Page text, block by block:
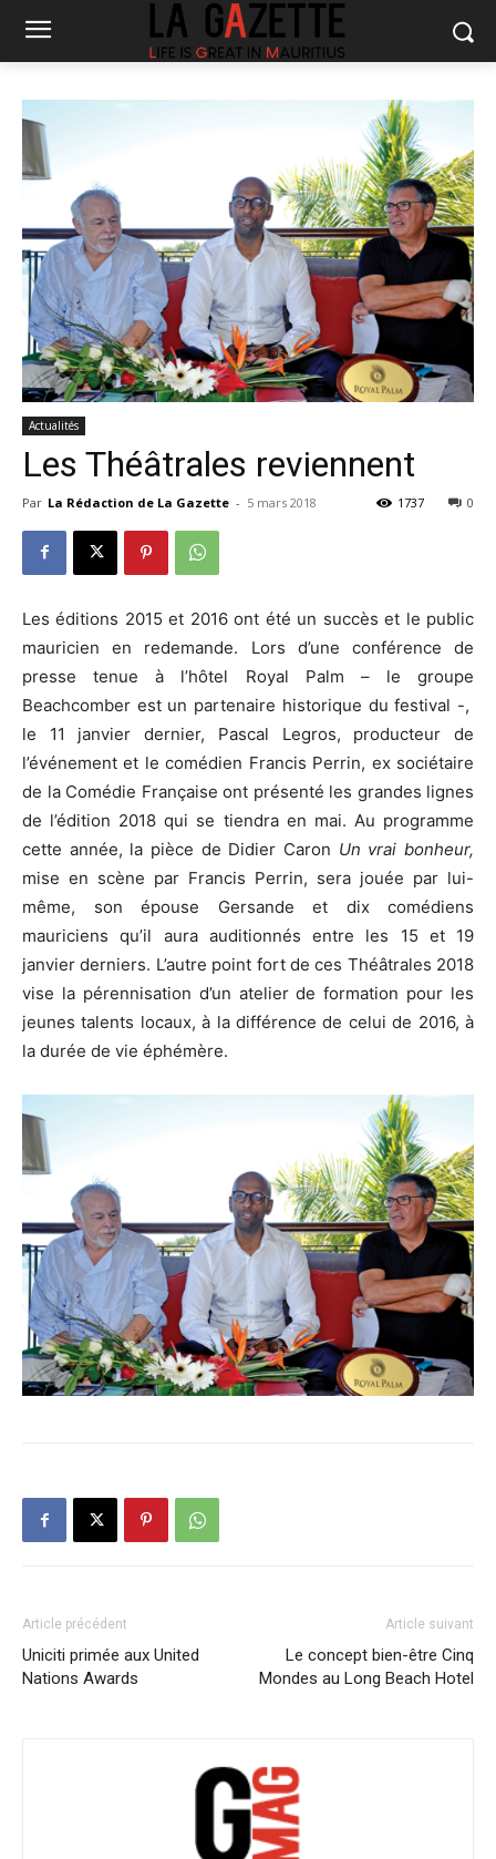
Actualités
Les Théâtrales reviennent
Par La Rédaction de La Gazette - 5 mars 2018 0
1737
Les éditions 2015 et 2016 ont été un succès et le public
mauricien en redemande. Lors d’une conférence de
presse tenue à l’hôtel Royal Palm – le groupe
Beachcomber est un partenaire historique du festival -,
le 11 janvier dernier, Pascal Legros, producteur de
l’événement et le comédien Francis Perrin, ex sociétaire
de la Comédie Française ont présenté les grandes lignes
de l’édition 2018 qui se tiendra en mai. Au programme
cette année, la pièce de Didier Caron Un vrai bonheur,
mise en scène par Francis Perrin, sera jouée par lui-
même, son épouse Gersande et dix comédiens
mauriciens qu’il aura auditionnés entre les 15 et 19
janvier derniers. L’autre point fort de ces Théâtrales 2018
vise la pérennisation d’un atelier de formation pour les
jeunes talents locaux, à la différence de celui de 2016, à
la durée de vie éphémère.
Article précédent
Uniciti primée aux United
Nations Awards
Article suivant
Le concept bien-être Cinq
Mondes au Long Beach Hotel